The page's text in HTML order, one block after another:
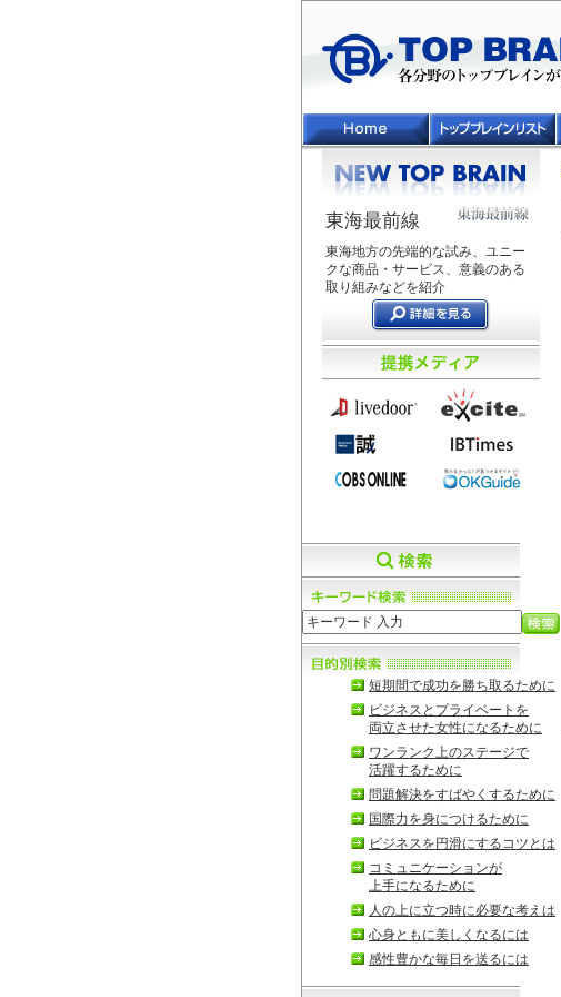
東海最前線
東海地方の先端的な試み、ユニー
クな商品・サービス、意義のある
取り組みなどを紹介
短期間で成功を勝ち取るために
ビジネスとプライベートを
両立させた女性になるために
ワンランク上のステージで
活躍するために
問題解決をすばやくするために
国際力を身につけるために
ビジネスを円滑にするコツとは
コミュニケーションが
上手になるために
人の上に立つ時に必要な考えは
心身ともに美しくなるには
感性豊かな毎日を送るには